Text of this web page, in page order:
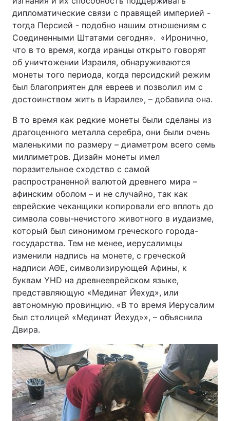
дипломатические связи с правящей империей -
тогда Персией - подобно нашим отношениям с
Соединенными Штатами сегодня». «Иронично,
что в то время, когда иранцы открыто говорят
об уничтожении Израиля, обнаруживаются
монеты того периода, когда персидский режим
был благоприятен для евреев и позволил им с
достоинством жить в Израиле», – добавила она.
В то время как редкие монеты были сделаны из
драгоценного металла серебра, они были очень
маленькими по размеру – диаметром всего семь
миллиметров. Дизайн монеты имел
поразительное сходство с самой
распространенной валютой древнего мира –
афинским оболом – и не случайно, так как
еврейские чеканщики копировали его вплоть до
символа совы-нечистого животного в иудаизме,
который был синонимом греческого города-
государства. Тем не менее, иерусалимцы
изменили надпись на монете, с греческой
надписи ΑΘΕ, символизирующей Афины, к
буквам YHD на древнееврейском языке,
представляющую «Мединат Йехуд», или
автономную провинцию. «В то время Иерусалим
был столицей «Мединат Йехуд»», – объяснила
Двира.